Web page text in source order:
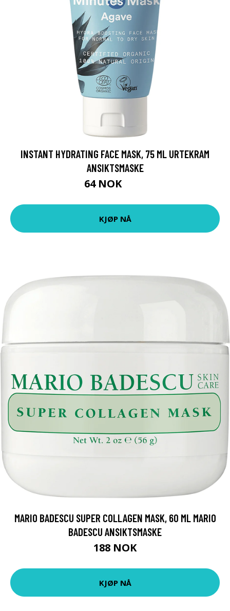
INSTANT HYDRATING FACE MASK, 75 ML URTEKRAM
ANSIKTSMASKE
64 NOK
KJØP NÅ
MARIO BADESCU SUPER COLLAGEN MASK, 60 ML MARIO
BADESCU ANSIKTSMASKE
188 NOK
KJØP NÅ